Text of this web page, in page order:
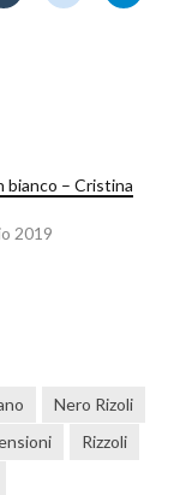
bianco – Cristina
2019
Nero Rizoli
Rizzoli